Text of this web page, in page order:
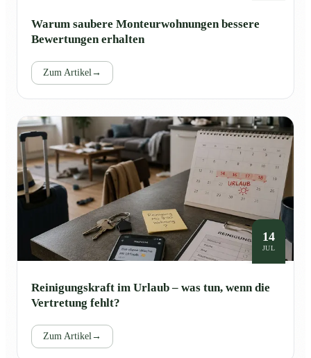
Warum saubere Monteurwohnungen bessere
Bewertungen erhalten
Zum Artikel →
14
JUL
Reinigungskraft im Urlaub – was tun, wenn die
Vertretung fehlt?
Zum Artikel →